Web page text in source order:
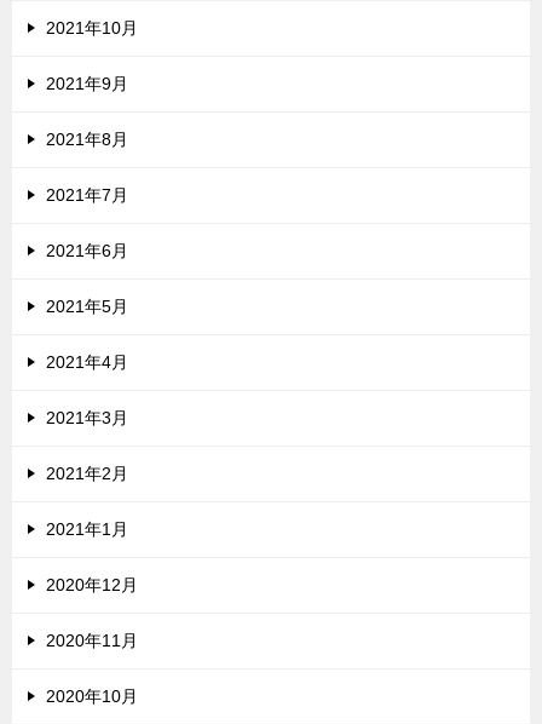
2021年10月
2021年9月
2021年8月
2021年7月
2021年6月
2021年5月
2021年4月
2021年3月
2021年2月
2021年1月
2020年12月
2020年11月
2020年10月